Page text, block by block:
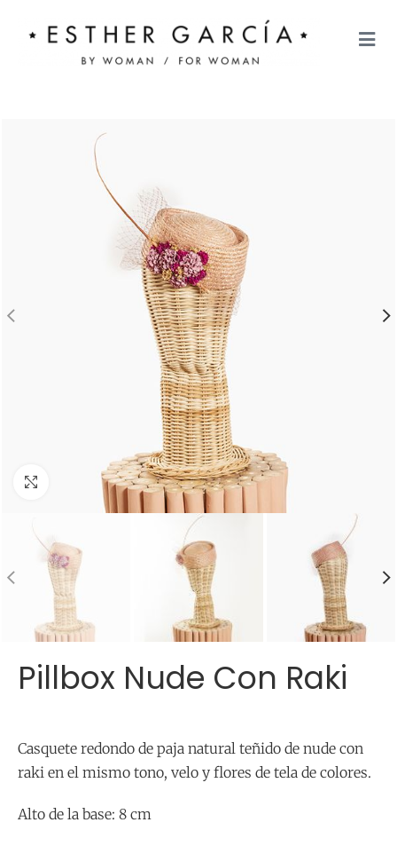
Click para agrandar
Pillbox Nude Con Raki
Casquete redondo de paja natural teñido de nude con
raki en el mismo tono, velo y flores de tela de colores.
Alto de la base: 8 cm